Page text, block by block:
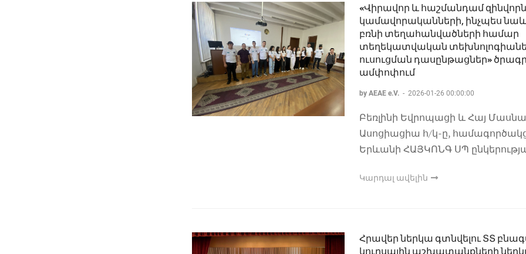
«Վիրավոր և հաշմանդամ
կամավորականների, ինչպես
բռնի տեղահանվածների համար
տեղեկատվական
ուսուցման դասընթացներ»
ամփոփում
by AEAE e.V. - 2026-01-26 00:00:00
Բեռլինի Եվրոպացի և Հայ
Ասոցիացիա հ/կ-ը,
Երևանի ՀԱՅԿՈՆԳ ՍՊ
Կարդալ ավելին
Հրավեր ներկա գտնվելու ՏՏ
կուրսային աշխատանքների